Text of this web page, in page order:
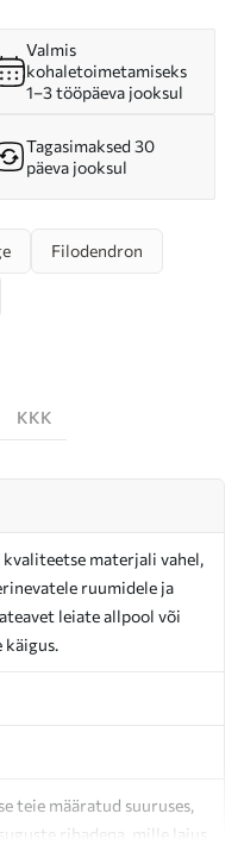
Valmis
kohaletoimetamiseks
1–3 tööpäeva jooksul
Tagasimaksed 30
päeva jooksul
Filodendron
KKK
materjali vahel,
ruumidele ja
leiate allpool või
käigus.
teie määratud suuruses,
ribadena, mille laius